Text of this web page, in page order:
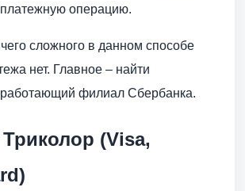
операцию.
сложного в данном способе
нет. Главное – найти
филиал Сбербанка.
(Visa,